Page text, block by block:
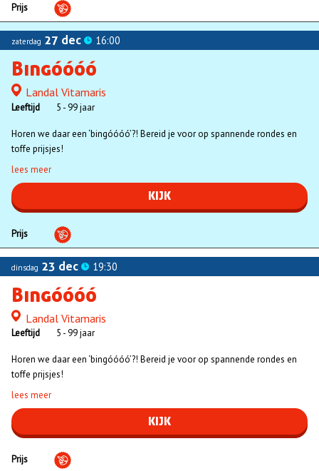
Prijs
zaterdag 27 dec 16:00
Bingóóóó
LocatieLandal Vitamaris
Leeftijd 5 - 99 jaar
Horen we daar een ‘bingóóóó’?! Bereid je voor op spannende rondes en
toffe prijsjes!
lees meer
KIJK
Prijs
dinsdag 23 dec 19:30
Bingóóóó
LocatieLandal Vitamaris
Leeftijd 5 - 99 jaar
Horen we daar een ‘bingóóóó’?! Bereid je voor op spannende rondes en
toffe prijsjes!
lees meer
KIJK
Prijs